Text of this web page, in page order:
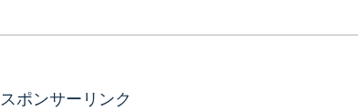
スポンサーリンク